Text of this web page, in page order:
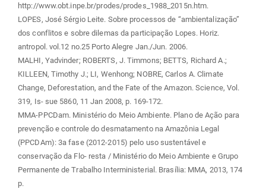
http://www.obt.inpe.br/prodes/prodes_1988_2015n.htm.
LOPES, José Sérgio Leite. Sobre processos de “ambientalização”
dos conflitos e sobre dilemas da participação Lopes. Horiz.
antropol. vol.12 no.25 Porto Alegre Jan./Jun. 2006.
MALHI, Yadvinder; ROBERTS, J. Timmons; BETTS, Richard A.;
KILLEEN, Timothy J.; LI, Wenhong; NOBRE, Carlos A. Climate
Change, Deforestation, and the Fate of the Amazon. Science, Vol.
319, Is- sue 5860, 11 Jan 2008, p. 169-172.
MMA-PPCDam. Ministério do Meio Ambiente. Plano de Ação para
prevenção e controle do desmatamento na Amazônia Legal
(PPCDAm): 3a fase (2012-2015) pelo uso sustentável e
conservação da Flo- resta / Ministério do Meio Ambiente e Grupo
Permanente de Trabalho Interministerial. Brasília: MMA, 2013, 174
p.